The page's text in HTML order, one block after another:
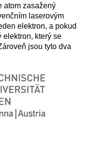
atom zasažený
laserovým
elektron, a pokud
elektron, který se
jsou tyto dva